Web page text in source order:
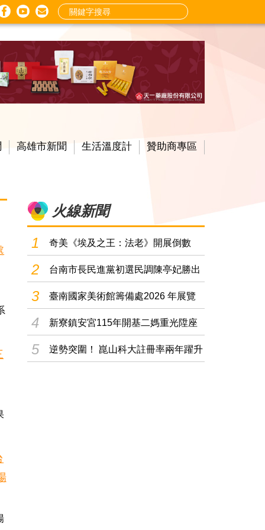
尋
mail
高雄市新聞 生活溫度計 贊助商專區
火線新聞
1
奇美《埃及之王：法老》開展倒數
2
台南市長民進黨初選民調陳亭妃勝出
3
臺南國家美術館籌備處2026 年展覽
4
新寮鎮安宮115年開基二媽重光陞座
5
逆勢突圍！ 崑山科大註冊率兩年躍升